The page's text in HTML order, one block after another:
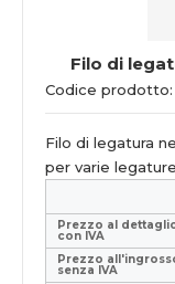
Filo di
Codice
Filo di legatura
per varie
Prezzo al
con IVA
Prezzo
senza IVA